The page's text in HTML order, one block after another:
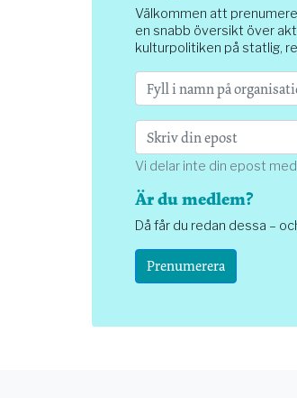
Välkommen att
en snabb översikt över
kulturpolitiken på statlig,
Vi delar inte din epost
Är du medlem?
Då får du redan dessa –
Prenumerera